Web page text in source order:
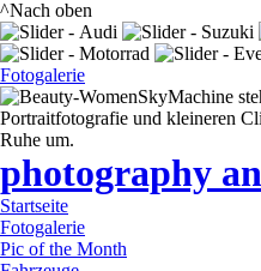
^Nach oben
Fotogalerie
SkyMachine
Portraitfotografie und kleineren
Ruhe um.
photography
Startseite
Fotogalerie
Pic of the Month